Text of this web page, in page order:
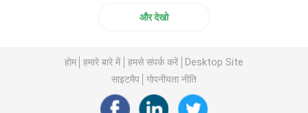
और देखो
होम हमारे बारे में हमसे संपर्क करें
Desktop Site
साइटमैप
गोपनीयता नीति